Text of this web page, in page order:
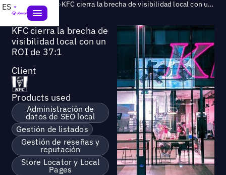
ES Success Story > KFC cierra la brecha de visibilidad local con un ROI de 37:1
KFC cierra la brecha de
visibilidad local con un
ROI de 37:1
Client
Products used
Administración de
datos de SEO local
Gestión de listados
Gestión de reseñas y
reputación
Store Locator y Local
Pages